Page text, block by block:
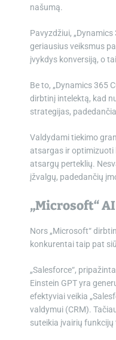
našumą.
Pavyzdžiui,
geriausius veiksmus
įvykdys konversiją, o
Be to, „Dynamics 365
dirbtinį intelektą, kad
strategijas,
Valdydami tiekimo
atsargas ir optimizuoti
atsargų perteklių.
įžvalgų, padedančių
„Microsoft“
Nors „Microsoft“
konkurentai taip pat
„Salesforce“,
Einstein GPT yra
efektyviai veikia
valdymui (CRM).
suteikia įvairių